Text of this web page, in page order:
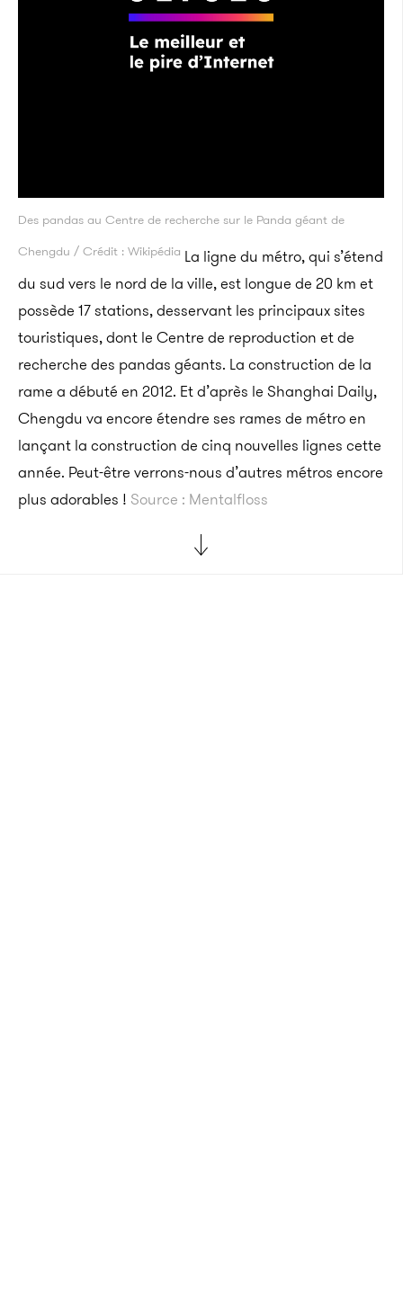
Des pandas au Centre de recherche sur le Panda géant de
Chengdu / Crédit : Wikipédia La ligne du métro, qui s’étend
du sud vers le nord de la ville, est longue de 20 km et
possède 17 stations, desservant les principaux sites
touristiques, dont le Centre de reproduction et de
recherche des pandas géants. La construction de la
rame a débuté en 2012. Et d’après le Shanghai Daily,
Chengdu va encore étendre ses rames de métro en
lançant la construction de cinq nouvelles lignes cette
année. Peut-être verrons-nous d’autres métros encore
plus adorables ! Source : Mentalfloss